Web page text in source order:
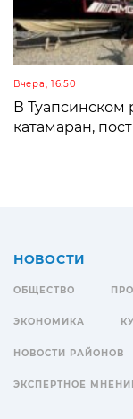
Вчера, 16:50
В Туапсинском
катамаран,
НОВОСТИ
ОБЩЕСТВО
ЭКОНОМИКА
НОВОСТИ РАЙОНОВ
ЭКСПЕРТНОЕ